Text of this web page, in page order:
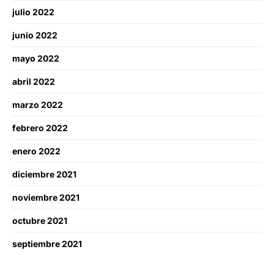
julio 2022
junio 2022
mayo 2022
abril 2022
marzo 2022
febrero 2022
enero 2022
diciembre 2021
noviembre 2021
octubre 2021
septiembre 2021